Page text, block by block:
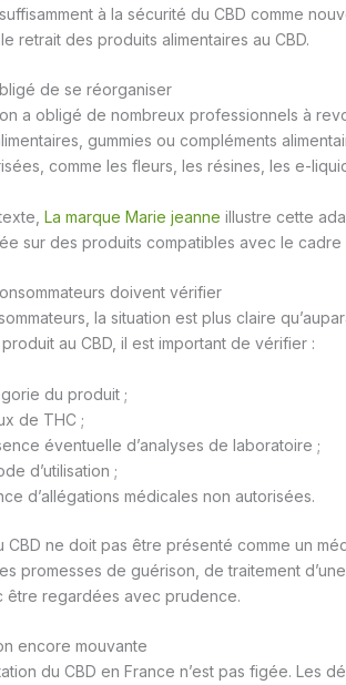
à la sécurité du CBD comme
retrait des produits alimentaires au CBD.
de se réorganiser
a obligé de nombreux professionnels à
gummies ou compléments
comme les fleurs, les résines, les e-
La marque Marie jeanne illustre cette
sur des produits compatibles avec le cadre
doivent vérifier
la situation est plus claire
produit au CBD, il est important de vérifier :
du produit ;
de THC ;
éventuelle d’analyses de laboratoire ;
d’utilisation ;
d’allégations médicales non autorisées.
CBD ne doit pas être présenté comme un
promesses de guérison, de traitement
être regardées avec prudence.
encore mouvante
du CBD en France n’est pas figée. Les